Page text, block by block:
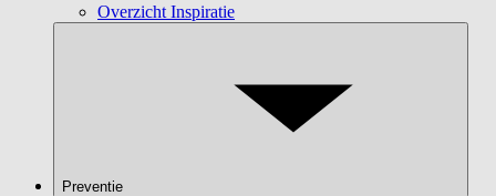
Overzicht Inspiratie
Preventie